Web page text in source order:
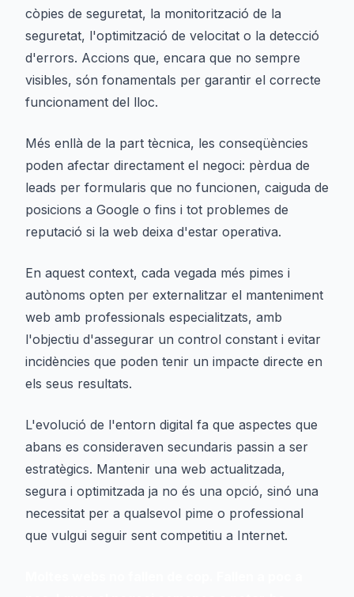
còpies de seguretat, la monitorització de la
seguretat, l'optimització de velocitat o la detecció
d'errors. Accions que, encara que no sempre
visibles, són fonamentals per garantir el correcte
funcionament del lloc.
Més enllà de la part tècnica, les conseqüències
poden afectar directament el negoci: pèrdua de
leads per formularis que no funcionen, caiguda de
posicions a Google o fins i tot problemes de
reputació si la web deixa d'estar operativa.
En aquest context, cada vegada més pimes i
autònoms opten per externalitzar el manteniment
web amb professionals especialitzats, amb
l'objectiu d'assegurar un control constant i evitar
incidències que poden tenir un impacte directe en
els seus resultats.
L'evolució de l'entorn digital fa que aspectes que
abans es consideraven secundaris passin a ser
estratègics. Mantenir una web actualitzada,
segura i optimitzada ja no és una opció, sinó una
necessitat per a qualsevol pime o professional
que vulgui seguir sent competitiu a Internet.